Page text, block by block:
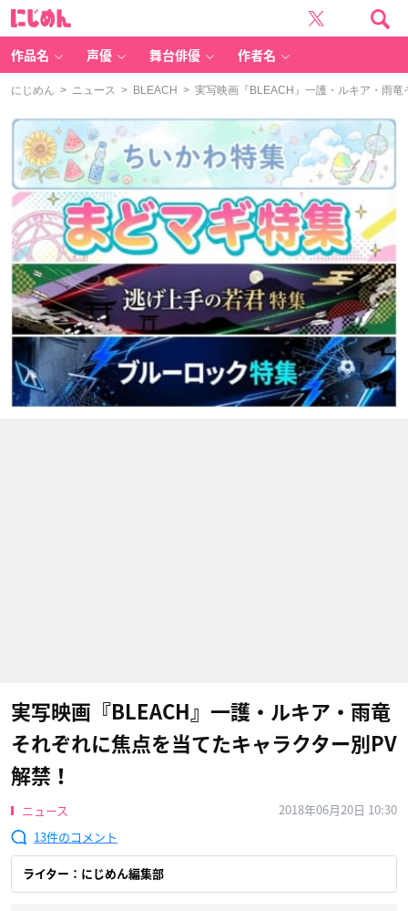
作品名 声優 舞台俳優 作者名
にじめん > ニュース > BLEACH > 実写映画『BLEACH』一護・ルキア・雨
実写映画『BLEACH』一護・ルキア・雨竜
それぞれに焦点を当てたキャラクター別PV
解禁！
ニュース
2018年06月20日 10:30
13
ライター：にじめん編集部